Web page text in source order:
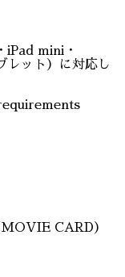
iPad mini・
ット）に対応し
CARD）